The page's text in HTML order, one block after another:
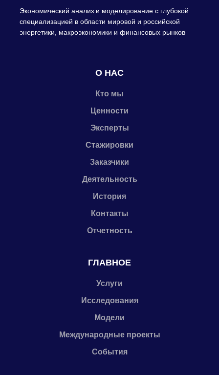
Экономический анализ и моделирование с глубокой
специализацией в области мировой и российской
энергетики, макроэкономики и финансовых рынков
О НАС
Кто мы
Ценности
Эксперты
Стажировки
Заказчики
Деятельность
История
Контакты
Отчетность
ГЛАВНОЕ
Услуги
Исследования
Модели
Международные проекты
События